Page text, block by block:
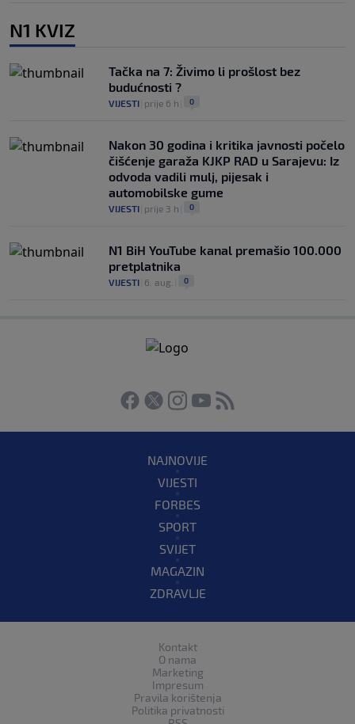
N1 KVIZ
Tačka na 7: Živimo li prošlost bez
budućnosti ?
VIJESTI prije 6 h 0
Nakon 30 godina i kritika javnosti počelo
čišćenje garaža KJKP RAD u Sarajevu: Iz
odvoda vadili mulj, pijesak i
automobilske gume
VIJESTI prije 3 h 0
N1 BiH YouTube kanal premašio 100.000
pretplatnika
VIJESTI 6. aug. 0
NAJNOVIJE
VIJESTI
FORBES
SPORT
SVIJET
MAGAZIN
ZDRAVLJE
Kontakt
O nama
Marketing
Impresum
Pravila korištenja
Politika privatnosti